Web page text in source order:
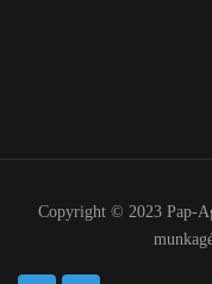
Copyright © 2023 Pap-